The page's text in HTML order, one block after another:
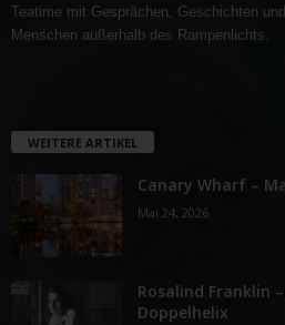
Teatime mit Gesprächen, Geschichten
Menschen außerhalb des Rampenlichts.
WEITERE ARTIKEL
Canary Wharf –
Mai 24, 2026
Rosalind Franklin
Doppelhelix